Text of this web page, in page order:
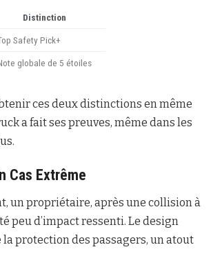
Distinction
Safety Pick+
globale de 5 étoiles
ces deux distinctions en même
a fait ses preuves, même dans les
Cas Extrême
un propriétaire, après une collision à
peu d’impact ressenti. Le design
protection des passagers, un atout